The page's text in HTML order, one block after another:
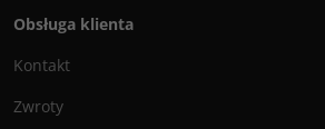
Obsługa klienta
Kontakt
Zwroty